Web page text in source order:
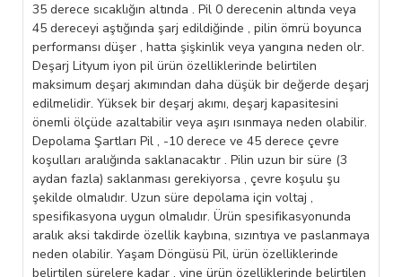
35 derece sıcaklığın altında . Pil 0 derecenin altında veya
45 dereceyi aştığında şarj edildiğinde , pilin ömrü boyunca
performansı düşer , hatta şişkinlik veya yangına neden olr.
Deşarj Lityum iyon pil ürün özelliklerinde belirtilen
maksimum deşarj akımından daha düşük bir değerde deşarj
edilmelidir. Yüksek bir deşarj akımı, deşarj kapasitesini
önemli ölçüde azaltabilir veya aşırı ısınmaya neden olabilir.
Depolama Şartları Pil , -10 derece ve 45 derece çevre
koşulları aralığında saklanacaktır . Pilin uzun bir süre (3
aydan fazla) saklanması gerekiyorsa , çevre koşulu şu
şekilde olmalıdır. Uzun süre depolama için voltaj ,
spesifikasyona uygun olmalıdır. Ürün spesifikasyonunda
aralık aksi takdirde özellik kaybına, sızıntıya ve paslanmaya
neden olabilir. Yaşam Döngüsü Pil, ürün özelliklerinde
belirtilen sürelere kadar , yine ürün özelliklerinde belirtilen